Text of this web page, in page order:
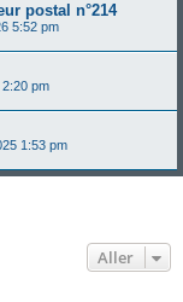
postal n°214
5:52 pm
pm
1:53 pm
Aller